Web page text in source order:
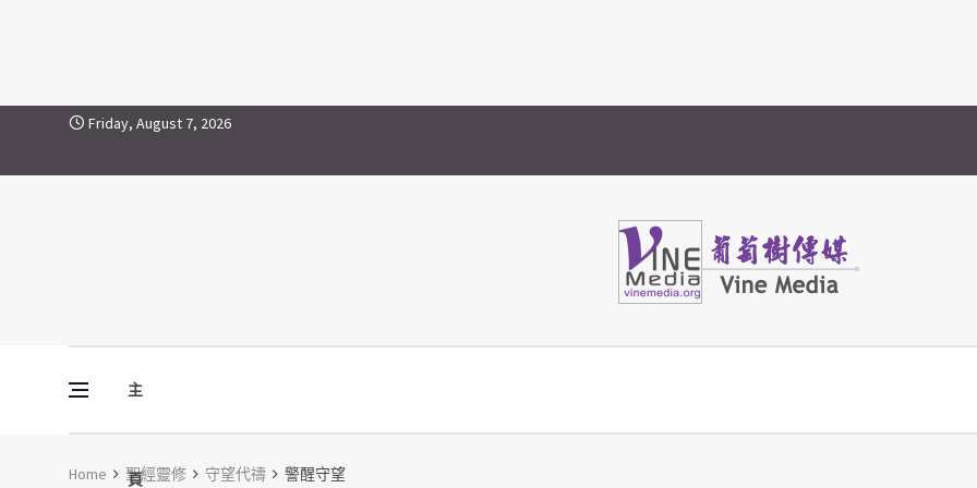
Skip to contentFriday, August 7, 2026
主
頁
Vine Media
葡萄樹傳媒
Home 聖經靈修 守望代禱 警醒守望